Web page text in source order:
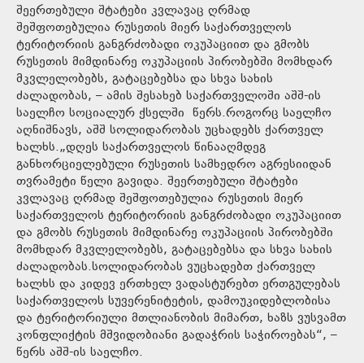
შეერთებული შტატები კვლავაც ღრმად
შეშფოთებულია რუსეთის მიერ საქართველოს
ტერიტორიის განგრძობადი ოკუპაციით და გმობს
რუსეთის მიმდინარე ოკუპაციის პირობებში მომხდარ
მკვლელობებს, გატაცებებსა და სხვა სახის
ძალადობას, – ამის შესახებ საქართველოში აშშ-ის
საელჩო სოციალურ ქსელში წერს.როგორც საელჩო
აღნიშნავს, აშშ სოლიდარობას უცხადებს ქართველ
ხალხს.„დღეს საქართველოს წინააღმდეგ
განხორციელებული რუსეთის სამხედრო აგრესიიდან
თვრამეტი წელი გავიდა. შეერთებული შტატები
კვლავაც ღრმად შეშფოთებულია რუსეთის მიერ
საქართველოს ტერიტორიის განგრძობადი ოკუპაციით
და გმობს რუსეთის მიმდინარე ოკუპაციის პირობებში
მომხდარ მკვლელობებს, გატაცებებსა და სხვა სახის
ძალადობას.სოლიდარობას ვუცხადებთ ქართველ
ხალხს და კიდევ ერთხელ ვადასტურებთ ერთგულებას
საქართველოს სუვერენიტეტის, დამოუკიდებლობისა
და ტერიტორიული მთლიანობის მიმართ, ხაზს ვუსვამთ
კონფლიქტის მშვიდობიანი გადაჭრის საჭიროებას“, –
წერს აშშ-ის საელჩო.